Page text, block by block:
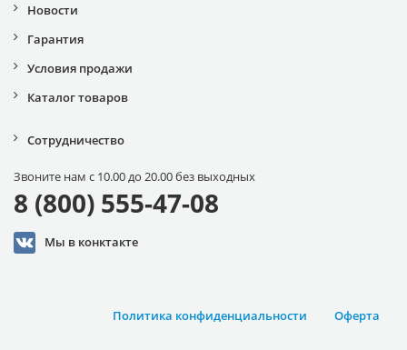
Новости
Гарантия
Условия продажи
Каталог товаров
Сотрудничество
Звоните нам с 10.00 до 20.00 без выходных
8 (800) 555-47-08
Мы в конктакте
Оферта
Политика конфиденциальности